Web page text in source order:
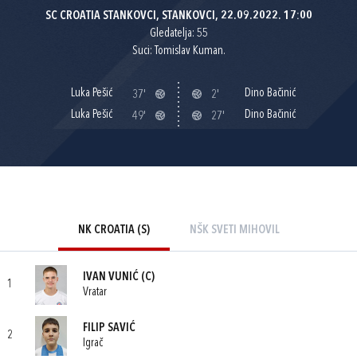
SC CROATIA STANKOVCI, STANKOVCI, 22.09.2022. 17:00
Gledatelja: 55
Suci: Tomislav Kuman.
Luka Pešić
37'
Luka Pešić
49'
2'
Dino Bačinić
27'
Dino Bačinić
NK CROATIA (S) NŠK SVETI MIHOVIL
1
IVAN VUNIĆ (C)
Vratar
2
FILIP SAVIĆ
Igrač